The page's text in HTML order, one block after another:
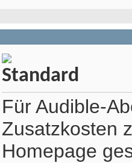
Für Audible-
Zusatzkosten
Homepage